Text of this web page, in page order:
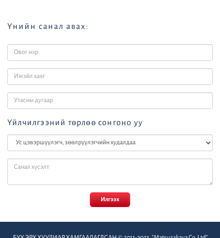
Үнийн санал авах:
Үйлчилгээний төрлөө сонгоно уу
Илгээх